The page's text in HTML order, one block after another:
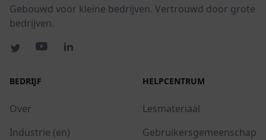
Gebouwd voor kleine bedrijven. Vertrouwd door grote
bedrijven.
BEDRIJF
Over
Industrie (en)
HELPCENTRUM
Lesmateriaal
Gebruikersgemeenschap